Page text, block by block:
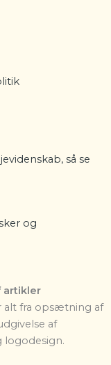
så se
og
artikler
alt fra opsætning af
af
logodesign.